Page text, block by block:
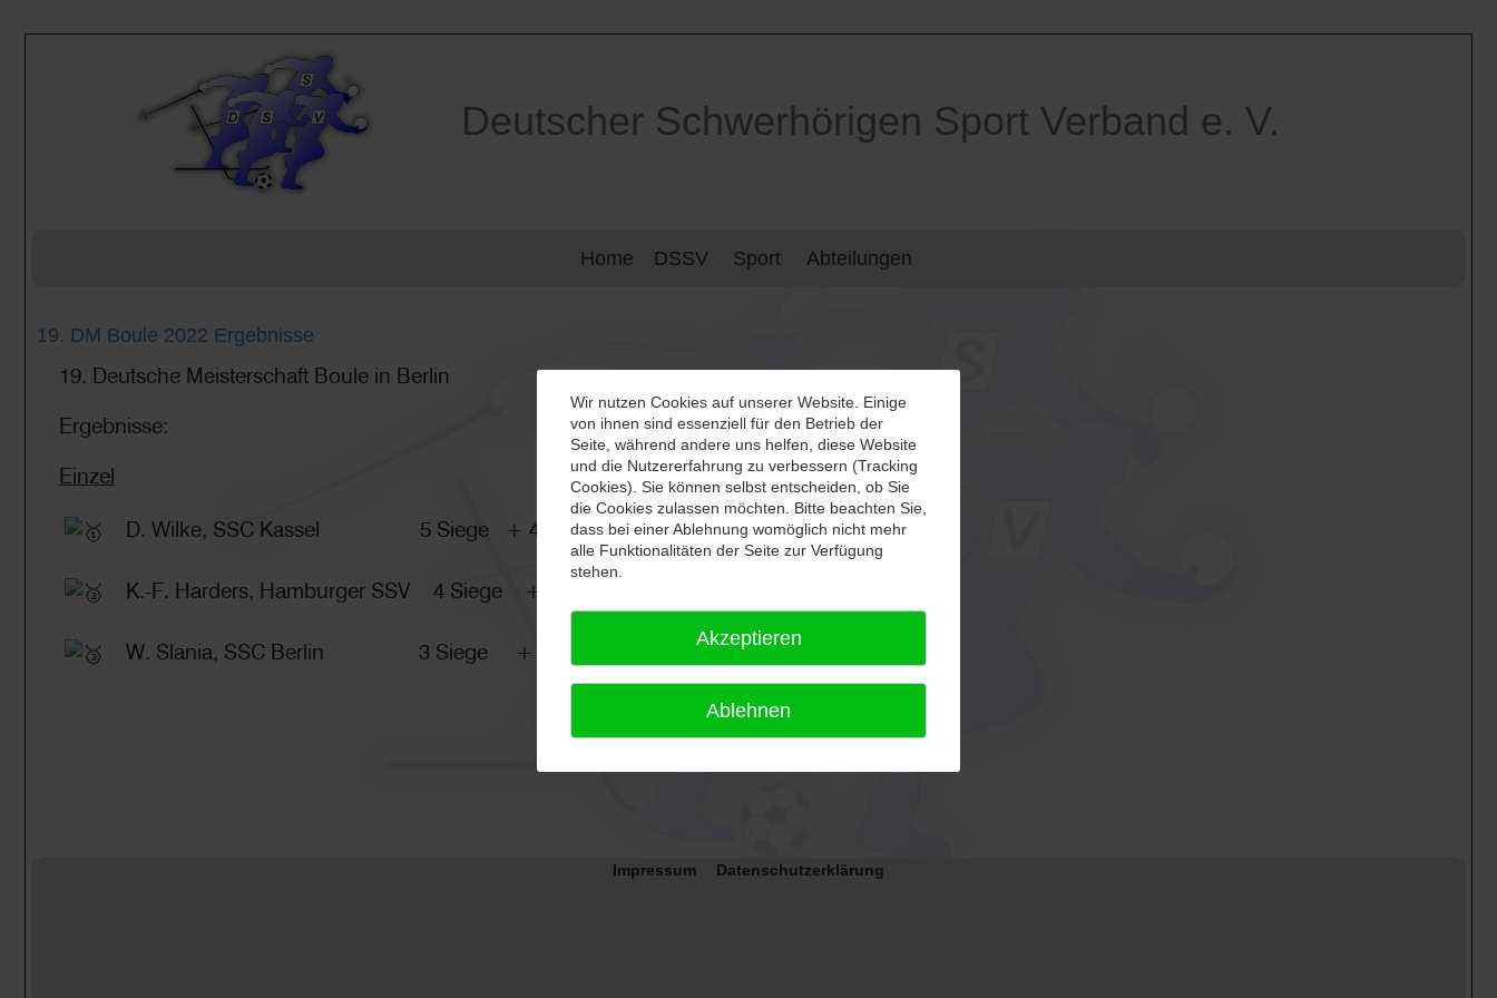
Deutscher Schwerhörigen Sport Verband e. V.
Home DSSV Sport Abteilungen
19. DM Boule 2022 Ergebnisse
19. Deutsche Meisterschaft Boule in Berlin
Ergebnisse:
Einzel
D. Wilke, SSC Kassel 5 Siege + 40
K.-F. Harders, Hamburger SSV 4 Siege + 14
W. Slania, SSC Berlin 3 Siege + 7
Impressum Datenschutzerklärung
Wir nutzen Cookies auf unserer Website. Einige
von ihnen sind essenziell für den Betrieb der
Seite, während andere uns helfen, diese Website
und die Nutzererfahrung zu verbessern (Tracking
Cookies). Sie können selbst entscheiden, ob Sie
die Cookies zulassen möchten. Bitte beachten Sie,
dass bei einer Ablehnung womöglich nicht mehr
alle Funktionalitäten der Seite zur Verfügung
stehen.
Akzeptieren
Ablehnen